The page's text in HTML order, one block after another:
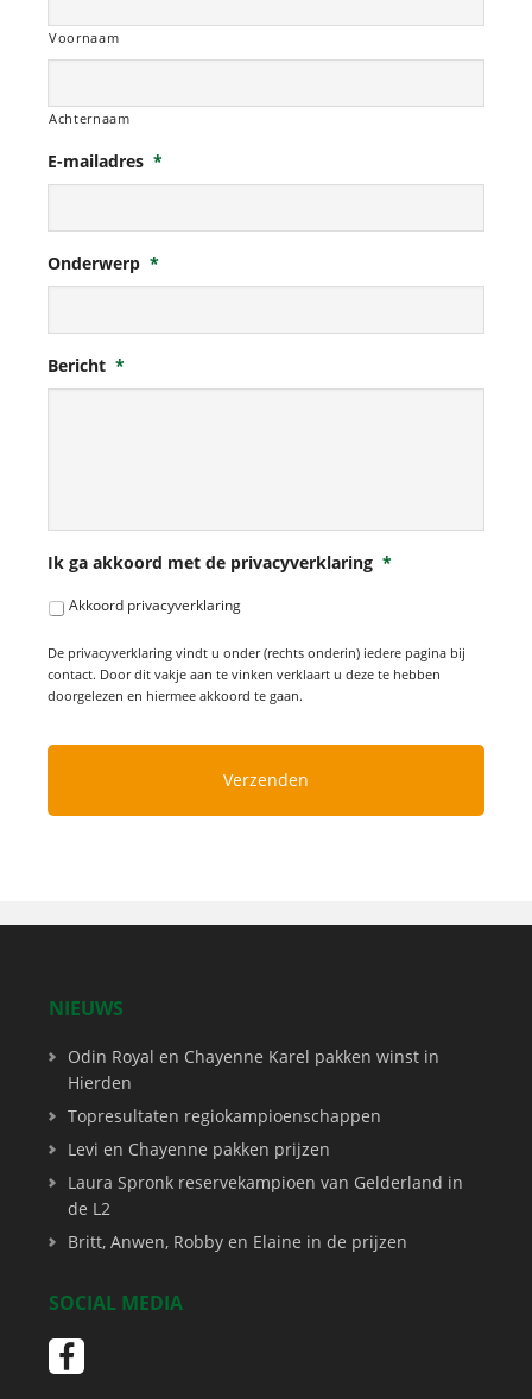
Voornaam
Achternaam
E-mailadres *
Onderwerp *
Bericht *
Ik ga akkoord met de privacyverklaring *
Akkoord privacyverklaring
De privacyverklaring vindt u onder (rechts onderin) iedere pagina bij
contact. Door dit vakje aan te vinken verklaart u deze te hebben
doorgelezen en hiermee akkoord te gaan.
NIEUWS
Odin Royal en Chayenne Karel pakken winst in
Hierden
Topresultaten regiokampioenschappen
Levi en Chayenne pakken prijzen
Laura Spronk reservekampioen van Gelderland in
de L2
Britt, Anwen, Robby en Elaine in de prijzen
SOCIAL MEDIA